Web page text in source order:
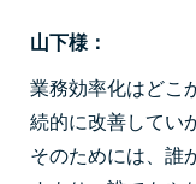
山下様：
業務効率化はどこ
続的に改善してい
そのためには、誰